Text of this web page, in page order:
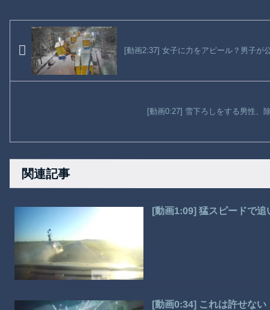
[動画2:37] 女子に力をアピール？男子が
[動画0:27] 雪下ろしをする男性、
関連記事
[動画1:09] 猛スピードで
[動画0:34] これは許せな